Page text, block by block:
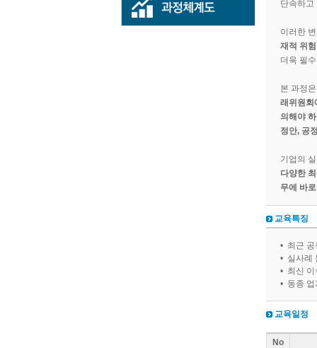
단속하고
이러한
재적 위
더욱 필
본 과정
래위원회
의해야
정안, 공
기업의
다양한
무에 바
교육특징
• 최근 공
• 실사례
• 최신 이
• 동종 업
교육일정
No